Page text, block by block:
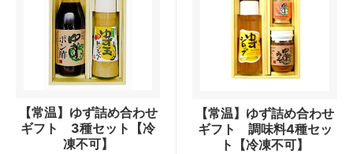
【常温】ゆず詰め合わせ
ギフト 3種セット【冷
凍不可】
【常温】ゆず詰め合わせ
ギフト 調味料4種セッ
ト【冷凍不可】